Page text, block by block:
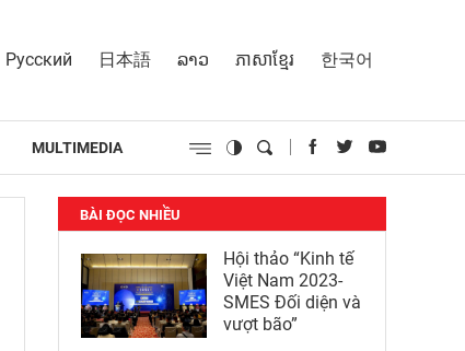
Русский 日本語 ລາວ ភាសាខ្មែរ 한국어
MULTIMEDIA
BÀI ĐỌC NHIỀU
Hội thảo “Kinh tế
Việt Nam 2023-
SMES Đối diện và
vượt bão”